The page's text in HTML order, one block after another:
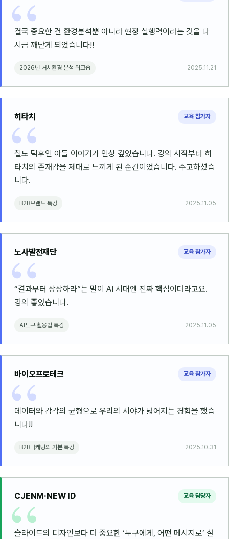
결국 중요한 건 환경분석뿐 아니라 현장 실행력이라는 것을 다
시금 깨닫게 되었습니다!!
2026년 거시환경 분석 워크숍 2025.11.21
히타치 교육 참가자
철도 덕후인 아들 이야기가 인상 깊었습니다. 강의 시작부터 히
타치의 존재감을 제대로 느끼게 된 순간이었습니다. 수고하셨습
니다.
B2B브랜드 특강 2025.11.05
노사발전재단 교육 참가자
“결과부터 상상하라”는 말이 AI 시대엔 진짜 핵심이더라고요.
강의 좋았습니다.
AI도구 활용법 특강 2025.11.05
바이오프로테크 교육 참가자
데이터와 감각의 균형으로 우리의 시야가 넓어지는 경험을 했습
니다!!
B2B마케팅의 기본 특강 2025.10.31
CJENM·NEW ID 교육 담당자
슬라이드의 디자인보다 더 중요한 ‘누구에게, 어떤 메시지로’ 설